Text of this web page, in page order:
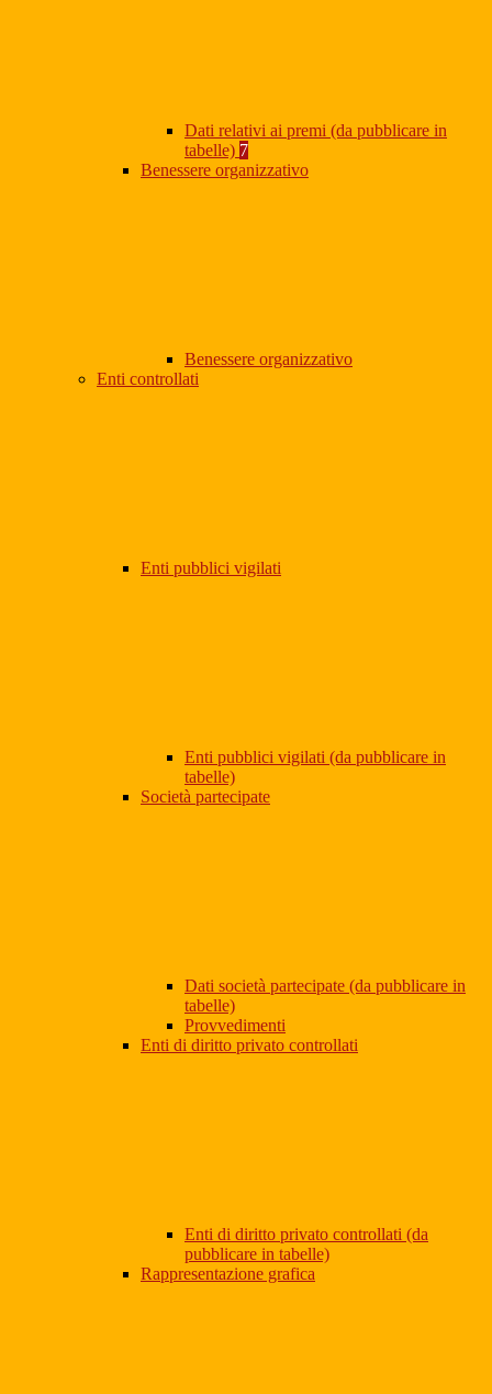
Dati relativi ai premi (da pubblicare in
tabelle) 7
Benessere organizzativo
Benessere organizzativo
Enti controllati
Enti pubblici vigilati
Enti pubblici vigilati (da pubblicare in
tabelle)
Società partecipate
Dati società partecipate (da pubblicare in
tabelle)
Provvedimenti
Enti di diritto privato controllati
Enti di diritto privato controllati (da
pubblicare in tabelle)
Rappresentazione grafica